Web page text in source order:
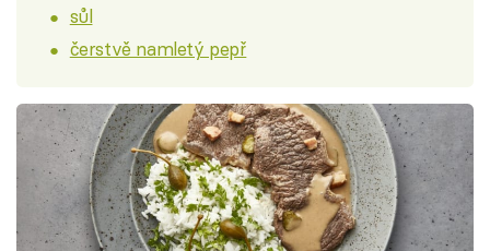
sůl
čerstvě namletý pepř